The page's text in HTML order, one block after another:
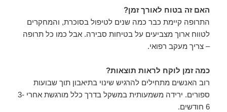
האם זה בטוח לאורך זמן?
התרופה קיימת כבר כמה שנים לטיפול בסוכרת, והמחקרים
לטווח ארוך מצביעים על בטיחות סבירה. אבל כמו כל תרופה
– צריך מעקב רפואי.
כמה זמן לוקח לראות תוצאות?
רוב האנשים מתחילים להרגיש שינוי בתיאבון תוך שבועות
ספורים. ירידה משמעותית במשקל בדרך כלל מורגשת אחרי 3-
6 חודשים.